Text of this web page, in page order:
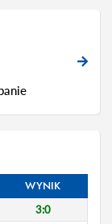
WYNIK
3:0